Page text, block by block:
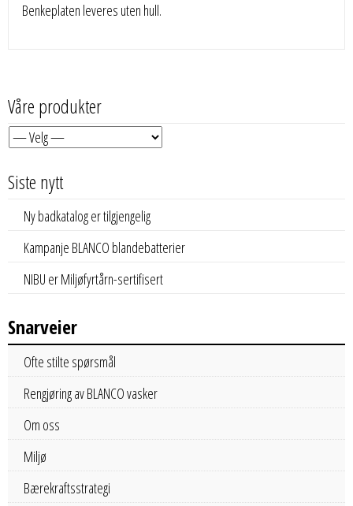
Benkeplaten leveres uten hull.
Våre produkter
Siste nytt
Ny badkatalog er tilgjengelig
Kampanje BLANCO blandebatterier
NIBU er Miljøfyrtårn-sertifisert
Snarveier
Ofte stilte spørsmål
Rengjøring av BLANCO vasker
Om oss
Miljø
Bærekraftsstrategi